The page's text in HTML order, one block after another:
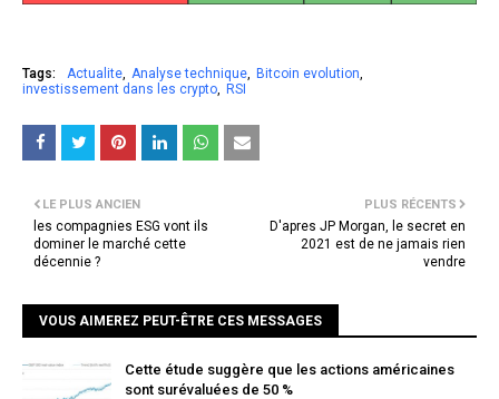
Tags: Actualite Analyse technique
Bitcoin evolution
investissement dans les crypto
RSI
PLUS RÉCENTS
D'apres JP Morgan, le secret en
2021 est de ne jamais rien
vendre
LE PLUS ANCIEN
les compagnies ESG vont ils
dominer le marché cette
décennie ?
VOUS AIMEREZ PEUT-ÊTRE CES MESSAGES
Cette étude suggère que les actions américaines
sont surévaluées de 50 %